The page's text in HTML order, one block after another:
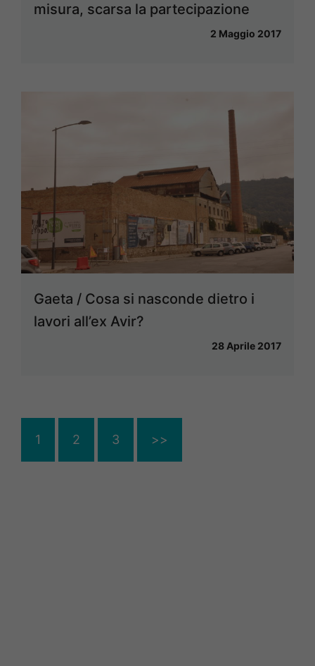
misura, scarsa la partecipazione
2 Maggio 2017
Gaeta / Cosa si nasconde dietro i
lavori all’ex Avir?
28 Aprile 2017
1 2 3 >>